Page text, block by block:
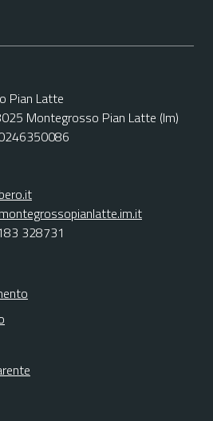
Pian Latte
Montegrosso Pian Latte (Im)
328731